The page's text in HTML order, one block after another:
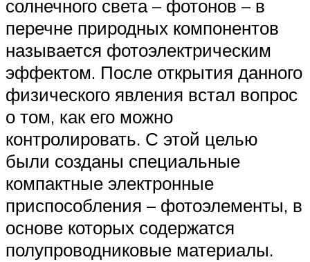
солнечного света – фотонов – в
перечне природных компонентов
называется фотоэлектрическим
эффектом. После открытия данного
физического явления встал вопрос
о том, как его можно
контролировать. С этой целью
были созданы специальные
компактные электронные
приспособления – фотоэлементы, в
основе которых содержатся
полупроводниковые материалы.